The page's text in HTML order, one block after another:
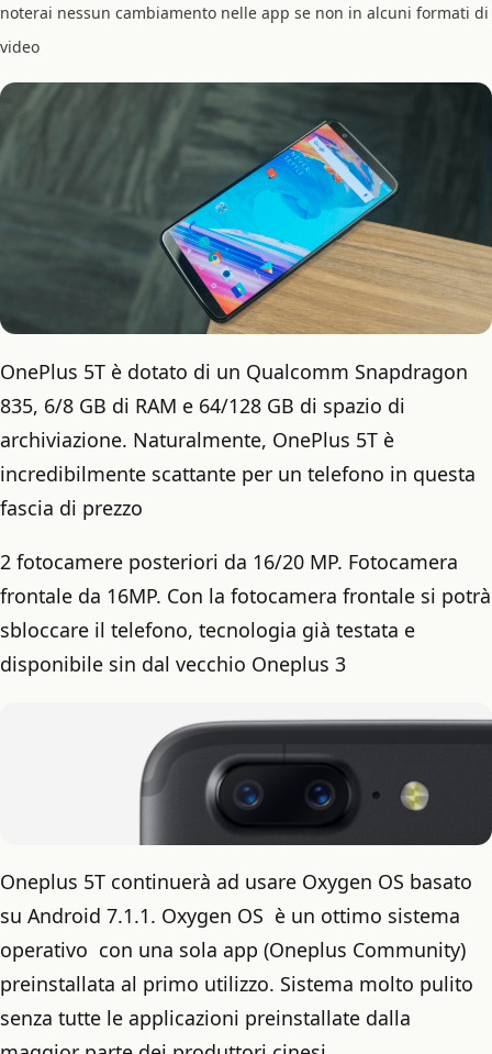
noterai nessun cambiamento nelle app se non in alcuni formati di
video
OnePlus 5T è dotato di un Qualcomm Snapdragon
835, 6/8 GB di RAM e 64/128 GB di spazio di
archiviazione. Naturalmente, OnePlus 5T è
incredibilmente scattante per un telefono in questa
fascia di prezzo
2 fotocamere posteriori da 16/20 MP. Fotocamera
frontale da 16MP. Con la fotocamera frontale si potrà
sbloccare il telefono, tecnologia già testata e
disponibile sin dal vecchio Oneplus 3
Oneplus 5T continuerà ad usare Oxygen OS basato
su Android 7.1.1. Oxygen OS è un ottimo sistema
operativo con una sola app (Oneplus Community)
preinstallata al primo utilizzo. Sistema molto pulito
senza tutte le applicazioni preinstallate dalla